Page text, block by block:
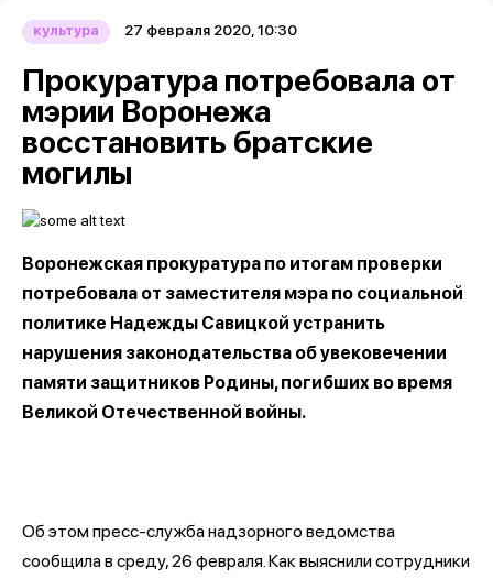
культура 27 февраля 2020, 10:30
Прокуратура потребовала от
мэрии Воронежа
восстановить братские
могилы
Воронежская прокуратура по итогам проверки
потребовала от заместителя мэра по социальной
политике Надежды Савицкой устранить
нарушения законодательства об увековечении
памяти защитников Родины, погибших во время
Великой Отечественной войны.
Об этом пресс-служба надзорного ведомства
сообщила в среду, 26 февраля. Как выяснили сотрудники